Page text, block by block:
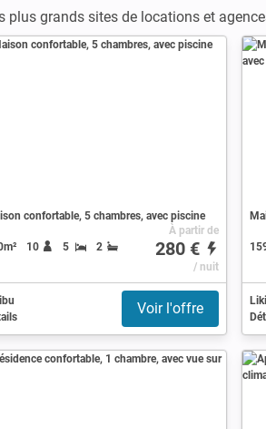
plus grands sites de locations et
confortable, 5 chambres, avec piscine
10 5 2
À partir de
280 €
/ nuit
Voir l'offre